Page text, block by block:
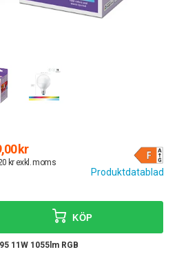
Produktdatablad
kr
kr exkl. moms
11W 1055lm RGB
KÖP